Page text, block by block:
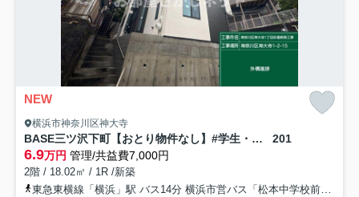
NEW
横浜市神奈川区神大寺
BASE三ツ沢下町【おとり物件なし】#学生・社会人にオススメ！初期費用分割払いOK！ 201
6.9万円 管理/共益費7,000円
2階 / 18.02㎡ / 1R /新築
東急東横線「横浜」駅 バス14分 横浜市営バス「松本中学校前」 停歩2分